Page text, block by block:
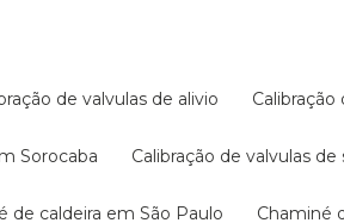
de valvulas de alivio
Sorocaba Calibração de valvulas
de caldeira em São Paulo